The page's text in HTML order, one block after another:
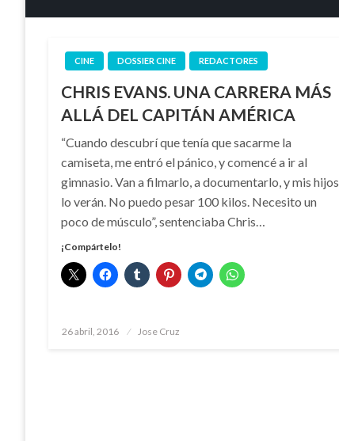
CINE DOSSIER CINE REDACTORES
CHRIS EVANS. UNA CARRERA MÁS
ALLÁ DEL CAPITÁN AMÉRICA
“Cuando descubrí que tenía que sacarme la
camiseta, me entró el pánico, y comencé a ir al
gimnasio. Van a filmarlo, a documentarlo, y mis hijos
lo verán. No puedo pesar 100 kilos. Necesito un
poco de músculo”, sentenciaba Chris…
¡Compártelo!
Publicado
26 abril, 2016 Jose Cruz